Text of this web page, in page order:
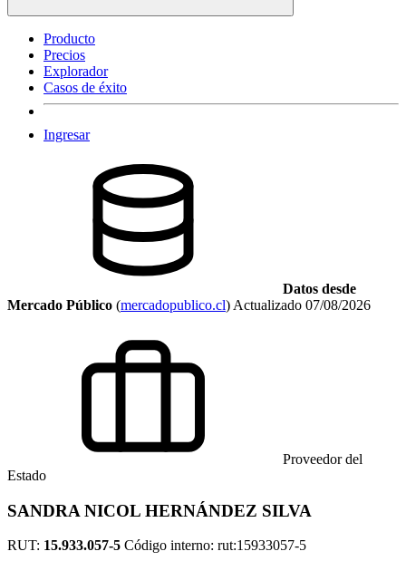
Producto
Precios
Explorador
Casos de éxito
Ingresar
Datos desde
Mercado Público (mercadopublico.cl) Actualizado 07/08/2026
Proveedor del
Estado
SANDRA NICOL HERNÁNDEZ SILVA
RUT: 15.933.057-5 Código interno: rut:15933057-5